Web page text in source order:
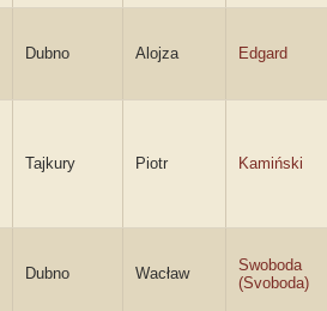
Dubno Alojza Edgard
Tajkury Piotr Kamiński
Dubno Wacław
Swoboda
(Svoboda)